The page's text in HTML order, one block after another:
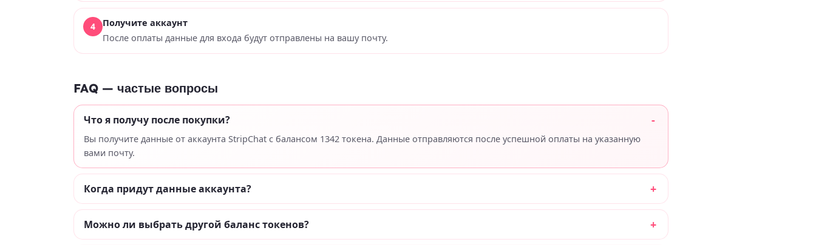
Получите аккаунт
После оплаты данные для входа будут отправлены на вашу почту.
FAQ — частые вопросы
Что я получу после покупки?
Вы получите данные от аккаунта StripChat с балансом 1342 токена. Данные отправляются после успешной оплаты на указанную
вами почту.
Когда придут данные аккаунта?
Можно ли выбрать другой баланс токенов?